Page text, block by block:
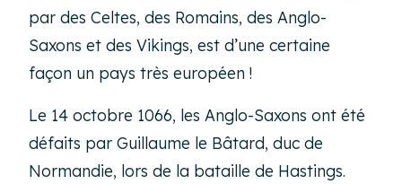
par des Celtes, des Romains, des Anglo-
Saxons et des Vikings, est d’une certaine
façon un pays très européen !
Le 14 octobre 1066, les Anglo-Saxons ont été
défaits par Guillaume le Bâtard, duc de
Normandie, lors de la bataille de Hastings.